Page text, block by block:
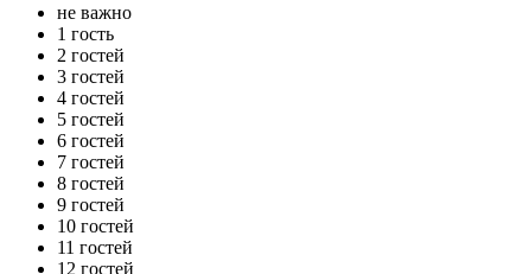
не важно
1 гость
2 гостей
3 гостей
4 гостей
5 гостей
6 гостей
7 гостей
8 гостей
9 гостей
10 гостей
11 гостей
12 гостей